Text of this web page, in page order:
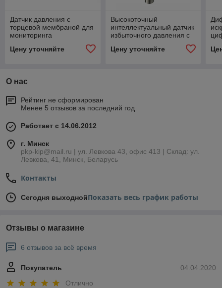
Датчик давления с
торцевой мембраной для
мониторинга
процессов DMP 331P
Цену уточняйте
Высокоточный
интеллектуальный датчик
избыточного давления с
PASVE HMP 331D
Цену уточняйте
О нас
Рейтинг не сформирован
Менее 5 отзывов за последний год
Работает с 14.06.2012
г. Минск
pkp-kip@mail.ru | ул. Левкова 43, офис 413 | Склад: ул.
Левкова, 41, Минск, Беларусь
Контакты
Сегодня выходнойПоказать весь график работы
Отзывы о магазине
6 отзывов за всё время
04.04.2020
Покупатель
Отлично